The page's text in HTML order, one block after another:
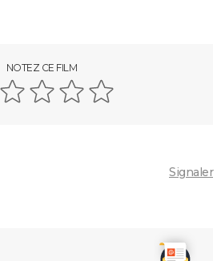
NOTEZ CE FILM
Signaler